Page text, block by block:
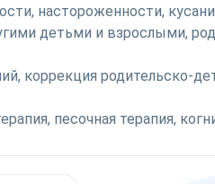
настороженности,
детьми и взрослыми,
коррекция родительско-
песочная терапия,